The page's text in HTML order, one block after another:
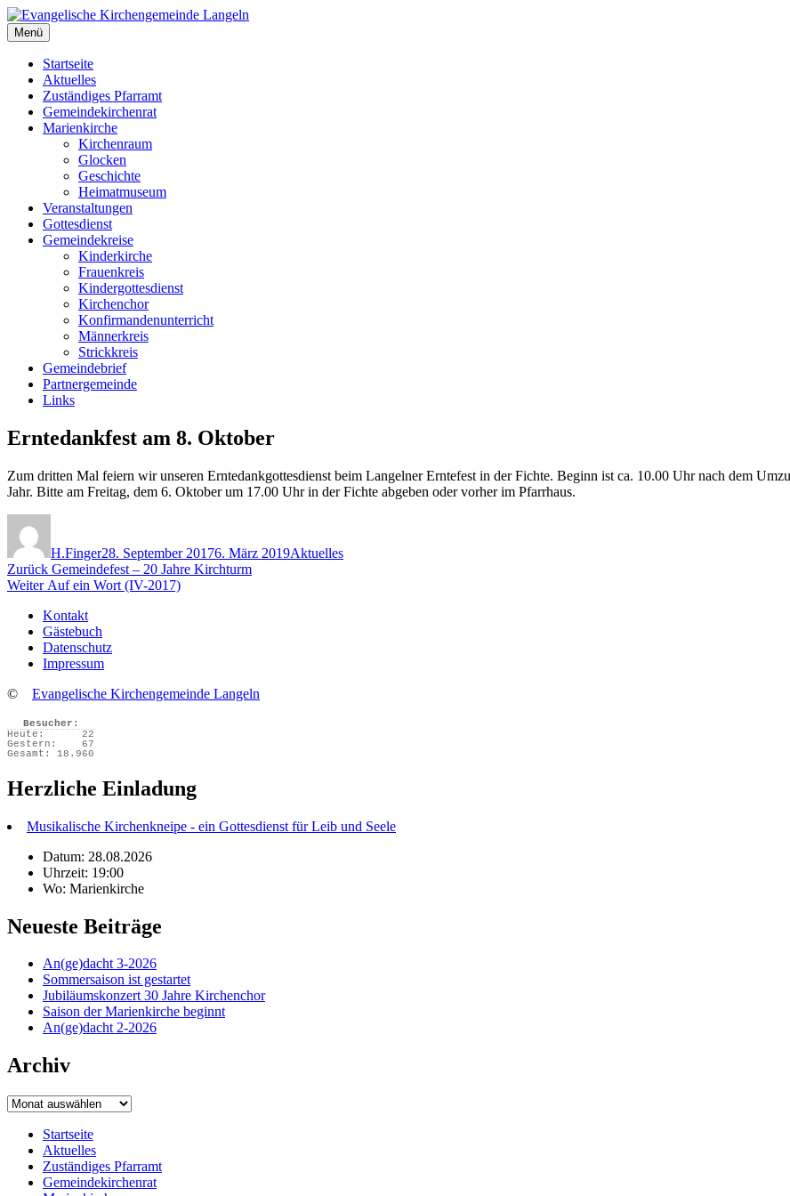
Zum
Inhalt
springen
Evangelische Kirchengemeinde Langeln
Evangelische Kirchengemeinde Langeln
Menü
Startseite
Aktuelles
Zuständiges Pfarramt
Gemeindekirchenrat
Marienkirche
Kirchenraum
Glocken
Geschichte
Heimatmuseum
Veranstaltungen
Gottesdienst
Gemeindekreise
Kinderkirche
Frauenkreis
Kindergottesdienst
Kirchenchor
Konfirmandenunterricht
Männerkreis
Strickkreis
Gemeindebrief
Partnergemeinde
Links
Erntedankfest am 8. Oktober
Zum dritten Mal feiern wir unseren Erntedankgottesdienst beim Langelner Erntefest in der Fichte. Beginn ist ca. 10.00 Uhr nach dem
Jahr. Bitte am Freitag, dem 6. Oktober um 17.00 Uhr in der Fichte abgeben oder vorher im Pfarrhaus.
H.Finger28. September 20176. März 2019Aktuelles
Beitragsnavigation
Zurück Vorheriger
Beitrag:
Gemeindefest – 20 Jahre Kirchturm
Weiter Nächster
Auf ein Wort (IV-2017)
Kontakt
Gästebuch
Datenschutz
Impressum
© Evangelische Kirchengemeinde Langeln
Besucher:
Heute:
22
Gestern:
67
Gesamt:
18.960
Herzliche Einladung
Musikalische Kirchenkneipe - ein Gottesdienst für Leib und Seele
Datum: 28.08.2026
Uhrzeit: 19:00
Wo: Marienkirche
Neueste Beiträge
An(ge)dacht 3-2026
Sommersaison ist gestartet
Jubiläumskonzert 30 Jahre Kirchenchor
Saison der Marienkirche beginnt
An(ge)dacht 2-2026
Archiv
Archiv
Startseite
Aktuelles
Zuständiges Pfarramt
Gemeindekirchenrat